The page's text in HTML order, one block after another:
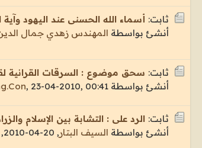
ثابت: أسماء الله الحسنى عند اليهود
أنشئ بواسطة المهندس زهدي جمال
ثابت: سحق موضوع : السرقات القرانية
أنشئ بواسطة
, 23-04-2010, 00:41
ثابت: الرد على : التشابة بين الإسلام
أنشئ بواسطة السيف البتار,
20-04-2010, 03:13